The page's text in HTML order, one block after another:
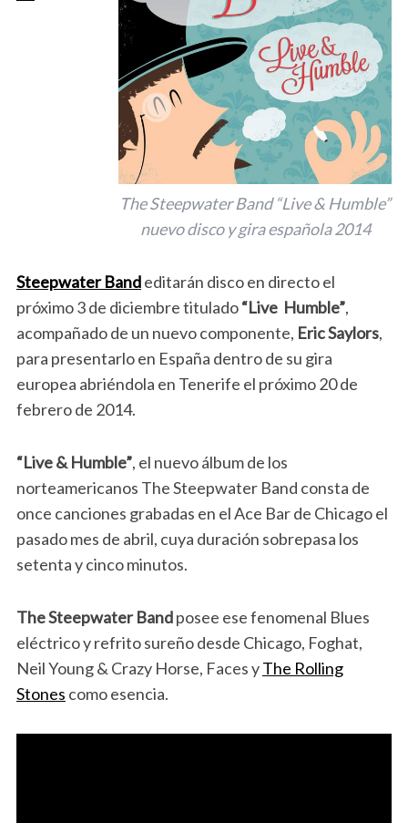
The Steepwater Band “Live & Humble”
nuevo disco y gira española 2014
Steepwater Bandeditarán disco en directo el
próximo 3 de diciembre titulado“Live Humble”,
acompañado de un nuevo componente, Eric Saylors,
para presentarlo en España dentro de su gira
europea abriéndola en Tenerife el próximo 20 de
febrero de 2014.
“Live & Humble”, el nuevo álbum de los
norteamericanos The Steepwater Band consta de
once canciones grabadas en el Ace Bar de Chicago el
pasado mes de abril, cuya duración sobrepasa los
setenta y cinco minutos.
The Steepwater Bandposee ese fenomenal Blues
eléctrico y refrito sureño desde Chicago, Foghat,
Neil Young & Crazy Horse, Faces yThe Rolling
Stones como esencia.